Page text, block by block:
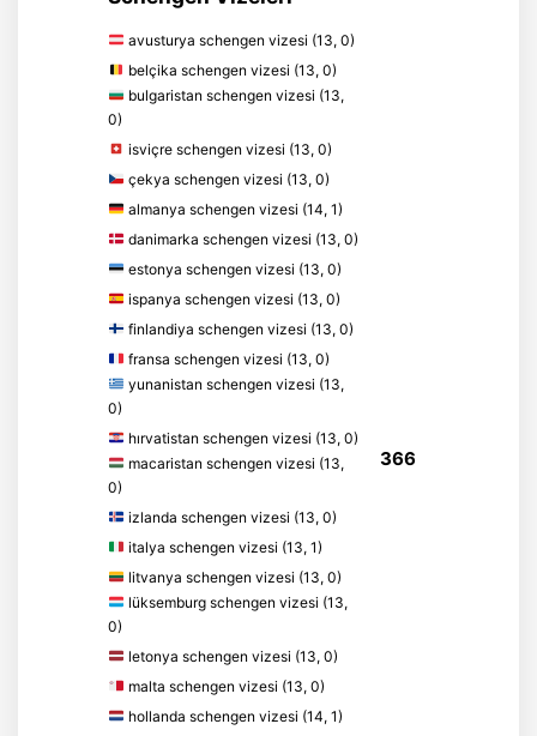
avusturya schengen vizesi (13, 0)
belçika schengen vizesi (13, 0)
bulgaristan schengen vizesi (13,
0)
isviçre schengen vizesi (13, 0)
çekya schengen vizesi (13, 0)
almanya schengen vizesi (14, 1)
danimarka schengen vizesi (13, 0)
estonya schengen vizesi (13, 0)
ispanya schengen vizesi (13, 0)
finlandiya schengen vizesi (13, 0)
fransa schengen vizesi (13, 0)
yunanistan schengen vizesi (13,
0)
hırvatistan schengen vizesi (13, 0)
macaristan schengen vizesi (13,
0)
izlanda schengen vizesi (13, 0)
italya schengen vizesi (13, 1)
litvanya schengen vizesi (13, 0)
lüksemburg schengen vizesi (13,
0)
letonya schengen vizesi (13, 0)
malta schengen vizesi (13, 0)
hollanda schengen vizesi (14, 1)
366